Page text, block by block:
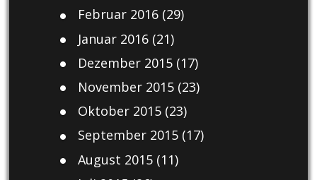
Februar 2016(29)
Januar 2016(21)
Dezember 2015(17)
November 2015(23)
Oktober 2015(23)
September 2015(17)
August 2015(11)